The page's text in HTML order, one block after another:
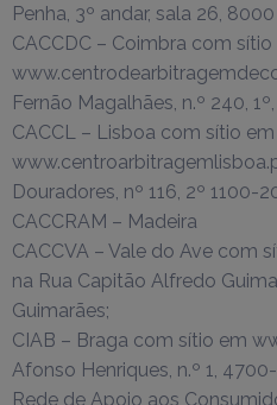
Penha, 3º andar, sala 26,
CACCDC – Coimbra com sítio
Fernão Magalhães, n.º 240,
CACCL – Lisboa com sítio em
Douradores, nº 116, 2º 1100-
CACCRAM – Madeira
CACCVA – Vale do Ave com
na Rua Capitão Alfredo
Guimarães;
CIAB – Braga com sítio em
Afonso Henriques, n.º 1,
Rede de Apoio aos